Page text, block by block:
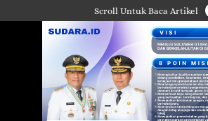
ke
Scroll Untuk Baca Artikel